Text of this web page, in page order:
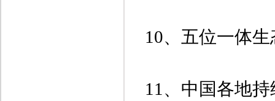
10、 五位一体
11、 中 国各地